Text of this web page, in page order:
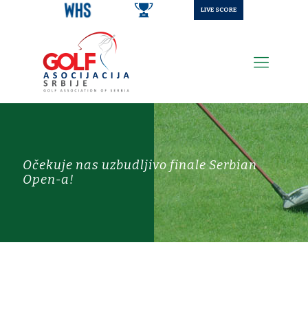
LIVE SCORE
Očekuje nas uzbudljivo finale Serbian
Open-a!